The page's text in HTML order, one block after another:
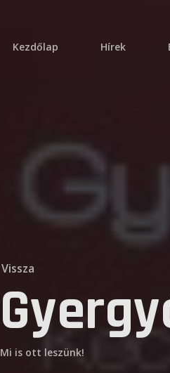
kezdőlap hírek
Vissza
Mi is ott leszünk!